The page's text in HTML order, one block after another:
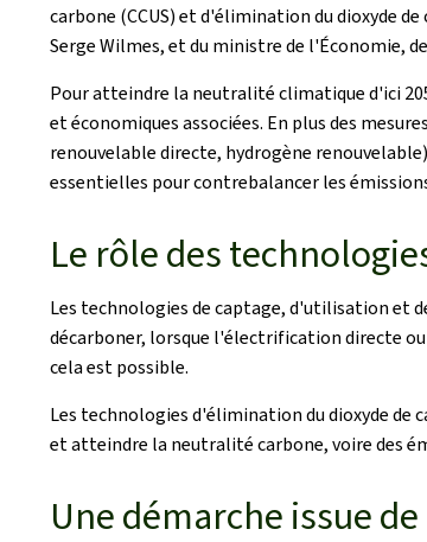
carbone (CCUS) et d'élimination du dioxyde
Serge Wilmes, et du ministre de l'Économie,
Pour atteindre la neutralité climatique d'ici
et économiques associées. En plus des
renouvelable directe, hydrogène
essentielles pour contrebalancer les
Le rôle des
Les technologies de captage, d'utilisation et
décarboner, lorsque l'électrification directe
cela est possible.
Les technologies d'élimination du dioxyde de
et atteindre la neutralité carbone, voire des
Une démarche issue